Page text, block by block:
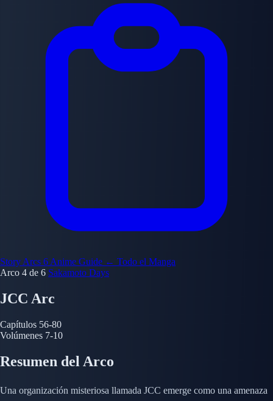
Story Arcs 6 Anime Guide ← Todo el Manga
Arco 4 de 6 Sakamoto Days
JCC Arc
Capítulos 56-80
Volúmenes 7-10
Resumen del Arco
Una organización misteriosa llamada JCC emerge como una amenaza